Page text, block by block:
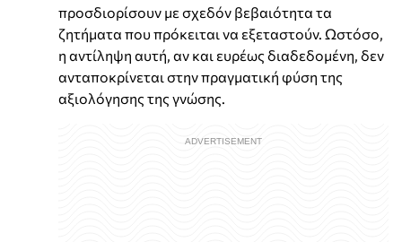
προσδιορίσουν με σχεδόν βεβαιότητα τα
ζητήματα που πρόκειται να εξεταστούν. Ωστόσο,
η αντίληψη αυτή, αν και ευρέως διαδεδομένη, δεν
ανταποκρίνεται στην πραγματική φύση της
αξιολόγησης της γνώσης.